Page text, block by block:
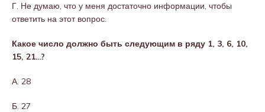
Г. Не думаю, что у меня достаточно информации, чтобы
ответить на этот вопрос.
Какое число должно быть следующим в ряду 1, 3, 6, 10,
15, 21…?
А. 28
Б. 27